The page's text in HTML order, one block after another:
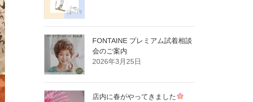
FONTAINE プレミアム試着相談
会のご案内
2026年3月25日
店内に春がやってきました